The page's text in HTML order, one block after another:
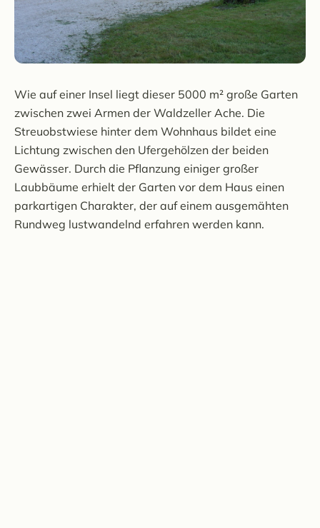
Wie auf einer Insel liegt dieser 5000 m² große Garten
zwischen zwei Armen der Waldzeller Ache. Die
Streuobstwiese hinter dem Wohnhaus bildet eine
Lichtung zwischen den Ufergehölzen der beiden
Gewässer. Durch die Pflanzung einiger großer
Laubbäume erhielt der Garten vor dem Haus einen
parkartigen Charakter, der auf einem ausgemähten
Rundweg lustwandelnd erfahren werden kann.